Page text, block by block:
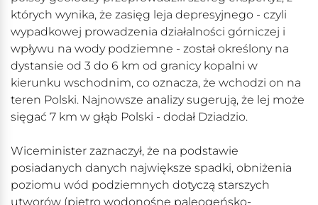
których wynika, że zasięg leja depresyjnego - czyli
wypadkowej prowadzenia działalności górniczej i
wpływu na wody podziemne - został określony na
dystansie od 3 do 6 km od granicy kopalni w
kierunku wschodnim, co oznacza, że wchodzi on na
teren Polski. Najnowsze analizy sugerują, że lej może
sięgać 7 km w głąb Polski - dodał Dziadzio.
Wiceminister zaznaczył, że na podstawie
posiadanych danych największe spadki, obniżenia
poziomu wód podziemnych dotyczą starszych
utworów (piętro wodonośne paleogeńsko-